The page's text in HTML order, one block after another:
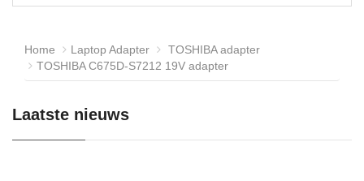
Home Laptop Adapter
TOSHIBA adapter
TOSHIBA C675D-S7212 19V adapter
Laatste nieuws